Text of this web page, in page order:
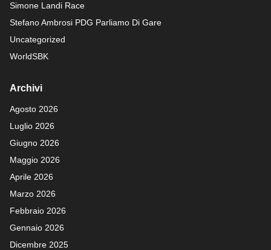
Simone Landi Race
Stefano Ambrosi PDG Parliamo Di Gare
Uncategorized
WorldSBK
Archivi
Agosto 2026
Luglio 2026
Giugno 2026
Maggio 2026
Aprile 2026
Marzo 2026
Febbraio 2026
Gennaio 2026
Dicembre 2025